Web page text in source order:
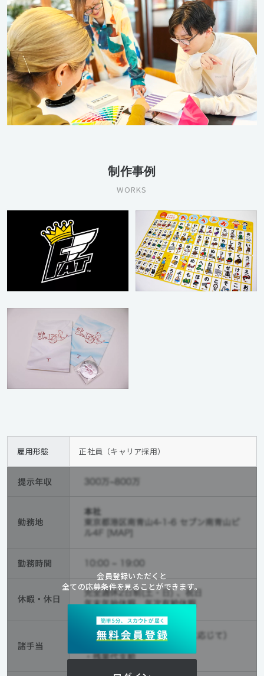
制作事例
WORKS
雇用形態 正社員（キャリア採用）
会員登録いただくと
全ての応募条件を見ることができます。